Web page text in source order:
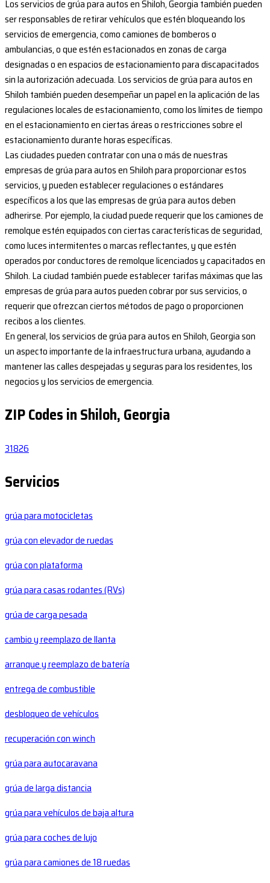
Los servicios de grúa para autos en Shiloh, Georgia también pueden
ser responsables de retirar vehículos que estén bloqueando los
servicios de emergencia, como camiones de bomberos o
ambulancias, o que estén estacionados en zonas de carga
designadas o en espacios de estacionamiento para discapacitados
sin la autorización adecuada. Los servicios de grúa para autos en
Shiloh también pueden desempeñar un papel en la aplicación de las
regulaciones locales de estacionamiento, como los límites de tiempo
en el estacionamiento en ciertas áreas o restricciones sobre el
estacionamiento durante horas específicas.
Las ciudades pueden contratar con una o más de nuestras
empresas de grúa para autos en Shiloh para proporcionar estos
servicios, y pueden establecer regulaciones o estándares
específicos a los que las empresas de grúa para autos deben
adherirse. Por ejemplo, la ciudad puede requerir que los camiones de
remolque estén equipados con ciertas características de seguridad,
como luces intermitentes o marcas reflectantes, y que estén
operados por conductores de remolque licenciados y capacitados en
Shiloh. La ciudad también puede establecer tarifas máximas que las
empresas de grúa para autos pueden cobrar por sus servicios, o
requerir que ofrezcan ciertos métodos de pago o proporcionen
recibos a los clientes.
En general, los servicios de grúa para autos en Shiloh, Georgia son
un aspecto importante de la infraestructura urbana, ayudando a
mantener las calles despejadas y seguras para los residentes, los
negocios y los servicios de emergencia.
ZIP Codes in Shiloh, Georgia
31826
Servicios
grúa para motocicletas
grúa con elevador de ruedas
grúa con plataforma
grúa para casas rodantes (RVs)
grúa de carga pesada
cambio y reemplazo de llanta
arranque y reemplazo de batería
entrega de combustible
desbloqueo de vehículos
recuperación con winch
grúa para autocaravana
grúa de larga distancia
grúa para vehículos de baja altura
grúa para coches de lujo
grúa para camiones de 18 ruedas